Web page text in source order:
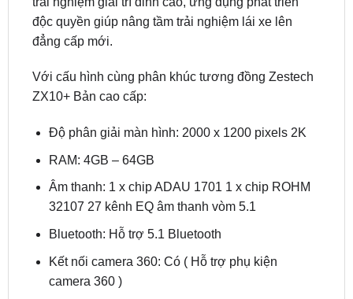
Với cấu hình cùng phân khúc tương đồng Zestech
Độ phân giải màn hình: 2000 x 1200 pixels 2K
32107 27 kênh EQ âm thanh vòm 5.1
Bluetooth: Hỗ trợ 5.1 Bluetooth
camera 360 )
Kết nối Camera: Có ( Hỗ trợ phụ kiện camera
TEYES X5 )